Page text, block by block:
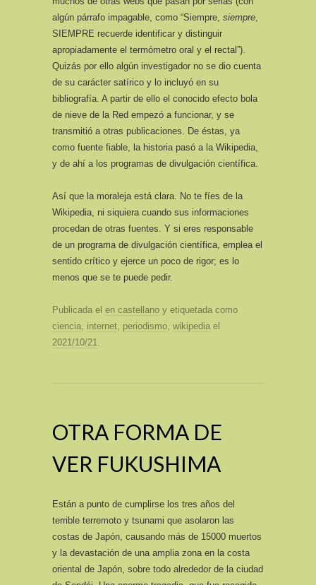
algún párrafo impagable, como “Siempre, siempre,
SIEMPRE recuerde identificar y distinguir
apropiadamente el termómetro oral y el rectal”).
Quizás por ello algún investigador no se dio cuenta
de su carácter satírico y lo incluyó en su
bibliografía. A partir de ello el conocido efecto bola
de nieve de la Red empezó a funcionar, y se
transmitió a otras publicaciones. De éstas, ya
como fuente fiable, la historia pasó a la Wikipedia,
y de ahí a los programas de divulgación científica.
Así que la moraleja está clara. No te fíes de la
Wikipedia, ni siquiera cuando sus informaciones
procedan de otras fuentes. Y si eres responsable
de un programa de divulgación científica, emplea el
sentido crítico y ejerce un poco de rigor; es lo
menos que se te puede pedir.
Publicada el en castellano y etiquetada como
ciencia, internet, periodismo, wikipedia el
2021/10/21.
OTRA FORMA DE
VER FUKUSHIMA
Están a punto de cumplirse los tres años del
terrible terremoto y tsunami que asolaron las
costas de Japón, causando más de 15000 muertos
y la devastación de una amplia zona en la costa
oriental de Japón, sobre todo alrededor de la ciudad